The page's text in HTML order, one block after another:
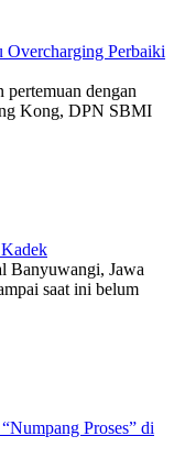
Perbaiki
dengan
Kong, DPN SBMI
Banyuwangi, Jawa
saat ini belum
Proses” di